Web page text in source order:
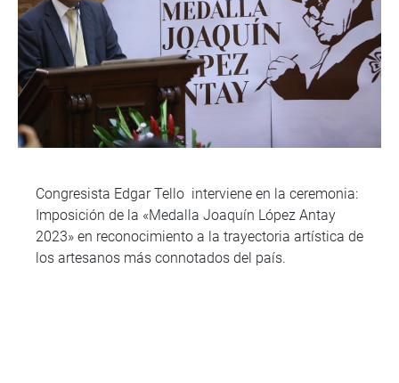
Congresista Edgar Tello interviene en la ceremonia:
Imposición de la «Medalla Joaquín López Antay
2023» en reconocimiento a la trayectoria artística de
los artesanos más connotados del país.